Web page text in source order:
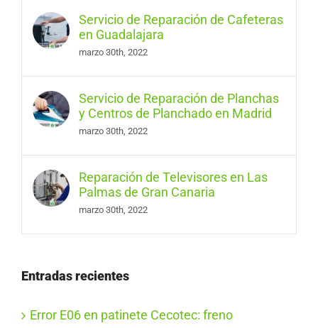
Servicio de Reparación de Cafeteras
en Guadalajara
marzo 30th, 2022
Servicio de Reparación de Planchas
y Centros de Planchado en Madrid
marzo 30th, 2022
Reparación de Televisores en Las
Palmas de Gran Canaria
marzo 30th, 2022
Entradas recientes
Error E06 en patinete Cecotec: freno